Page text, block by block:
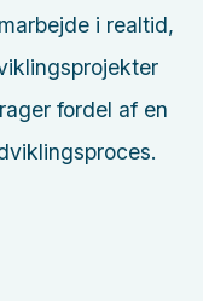
i realtid,
fordel af en